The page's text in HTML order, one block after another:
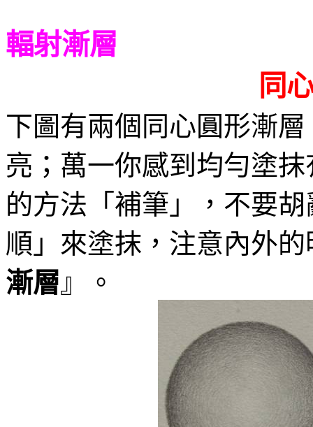
輻射漸層
同
下圖有兩個同心圓形漸
亮；萬一你感到均勻塗
的方法「補筆」，不要
順」來塗抹，注意內外
漸層』。